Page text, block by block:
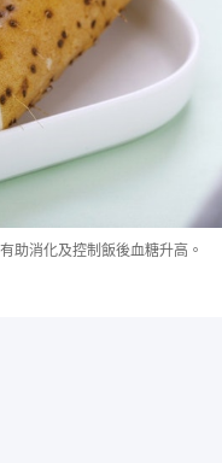
助消化及控制飯後血糖升高。